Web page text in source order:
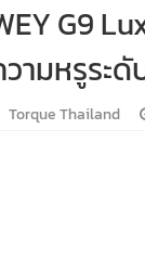
ว ลองขับรถกระบะ
ปแอ่วเหนือสุดพีค!
“NEW! ISUZU
G9
ามหรูระดั
Torque Thailand